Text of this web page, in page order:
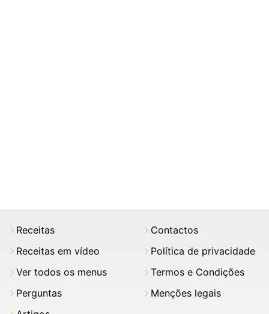
Receitas
Receitas em vídeo
Ver todos os menus
Perguntas
Contactos
Política de privacidade
Termos e Condições
Menções legais